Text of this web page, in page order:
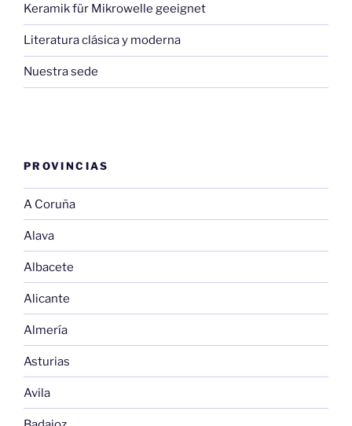
Keramik für Mikrowelle geeignet
Literatura clásica y moderna
Nuestra sede
PROVINCIAS
A Coruña
Alava
Albacete
Alicante
Almería
Asturias
Avila